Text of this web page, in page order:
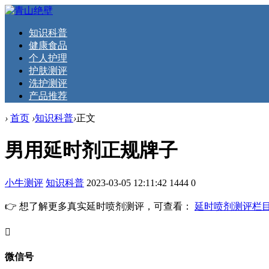
知识科普
健康食品
个人护理
护肤测评
洗护测评
产品推荐
› 首页 ›知识科普›正文
男用延时剂正规牌子
小牛测评 知识科普 2023-03-05 12:11:42 1444 0
👉 想了解更多真实延时喷剂测评，可查看： 延时喷剂测评栏
󦘖
微信号